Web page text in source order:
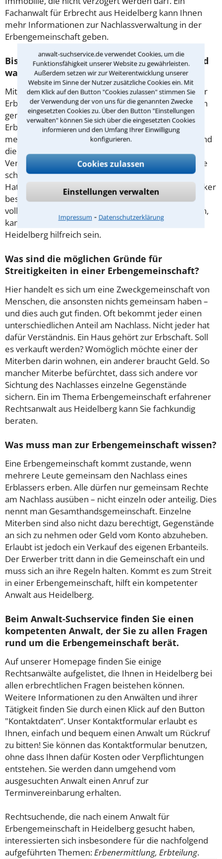
anwalt-suchservice.de verwendet Cookies, um die
Funktionsfähigkeit unserer Website zu gewährleisten.
Außerdem setzen wir zur Weiterentwicklung unserer
Website im Sinne der Nutzer zusätzliche Cookies ein. Mit
dem Klick auf den Button "Cookies zulassen" stimmen Sie
der Verwendung der von uns für die genannten Zwecke
eingesetzten Cookies zu. Über den Button "Einstellungen
verwalten" können Sie sich über die eingesetzten Cookies
informieren und den Umfang Ihrer Einwilligung
konfigurieren.
Cookies zulassen
Einstellungen verwalten
Impressum ⁃ Datenschutzerklärung
Fachanwalt für Erbrecht aus Heidelberg kann Ihnen
mehr Informationen zur Nachlassverwaltung in der
Erbengemeinschaft geben.
Bis wann besteht die Erbengemeinschaft und
was ändert die Erbauseinandersetzung?
Mit der Erbauseinandersetzung ist die Verteilung der
Erbschaft unter den Miterben anhand der Erbquoten
gemeint. Dieser Schritt bedeutet auch das Ende der
Erbengemeinschaft, da es danach keinen Nachlass
mehr gibt, für den diese die Verantwortung trägt. Sind
die Erben sich einig, spricht nichts dagegen, dass die
Verteilung von ihnen selbst vorgenommen wird. Eine
schriftliche Vereinbarung schafft klare Verhältnisse.
Hat der Erblasser jedoch einen Testamentsvollstrecker
bestimmt, darf nur dieser einen solchen Schritt
vollziehen. Kommt es zum Streit unter den Miterben,
kann die Beratung durch einen guten Anwalt aus
Heidelberg hilfreich sein.
Was sind die möglichen Gründe für
Streitigkeiten in einer Erbengemeinschaft?
Hier handelt es sich um eine Zweckgemeinschaft von
Menschen, die ansonsten nichts gemeinsam haben –
und dies auch gut finden. Oft bekommt jeder einen
unterschiedlichen Anteil am Nachlass. Nicht jeder hat
dafür Verständnis. Ein Haus gehört zur Erbschaft. Soll
es verkauft werden? Womöglich möchte einer der
Miterben darin wohnen, ein anderer braucht Geld. So
mancher Miterbe befürchtet, dass sich andere vor
Sichtung des Nachlasses einzelne Gegenstände
sichern. Ein im Thema Erbengemeinschaft erfahrener
Rechtsanwalt aus Heidelberg kann Sie fachkundig
beraten.
Was muss man zur Erbengemeinschaft wissen?
Eine Erbengemeinschaft kommt zustande, wenn
mehrere Leute gemeinsam den Nachlass eines
Erblassers erben. Alle dürfen nur gemeinsam Rechte
am Nachlass ausüben – nicht einzeln oder anteilig. Dies
nennt man Gesamthandsgemeinschaft. Einzelne
Miterben sind also nicht dazu berechtigt, Gegenstände
an sich zu nehmen oder Geld vom Konto abzuheben.
Erlaubt ist jedoch ein Verkauf des eigenen Erbanteils.
Der Erwerber tritt dann in die Gemeinschaft ein und
muss sich an ihre Regeln halten. Kommt es zum Streit
in einer Erbengemeinschaft, hilft ein kompetenter
Anwalt aus Heidelberg.
Beim Anwalt-Suchservice finden Sie einen
kompetenten Anwalt, der Sie zu allen Fragen
rund um die Erbengemeinschaft berät.
Auf unserer Homepage finden Sie einige
Rechtsanwälte aufgelistet, die Ihnen in Heidelberg bei
allen erbrechtlichen Fragen beistehen können.
Weitere Informationen zu den Anwälten und ihrer
Tätigkeit finden Sie durch einen Klick auf den Button
"Kontaktdaten“. Unser Kontaktformular erlaubt es
Ihnen, einfach und bequem einen Anwalt um Rückruf
zu bitten! Sie können das Kontaktformular benutzen,
ohne dass Ihnen dafür Kosten oder Verpflichtungen
entstehen. Sie werden dann umgehend vom
ausgesuchten Anwalt einen Anruf zur
Terminvereinbarung erhalten.
Rechtsuchende, die nach einem Anwalt für
Erbengemeinschaft in Heidelberg gesucht haben,
interessierten sich insbesondere für die nachfolgend
aufgeführten Themen:Erbenermittlung, Erbteilung.